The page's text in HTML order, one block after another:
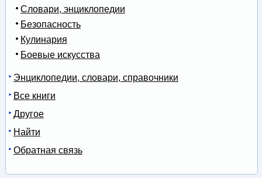
Словари, энциклопедии
Безопасность
Кулинария
Боевые искусства
Энциклопедии, словари, справочники
Все книги
Другое
Найти
Обратная связь